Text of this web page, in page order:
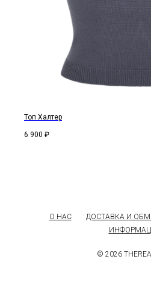
Топ Халтер
6 900 ₽
О НАС ДОСТАВКА И
© 2026